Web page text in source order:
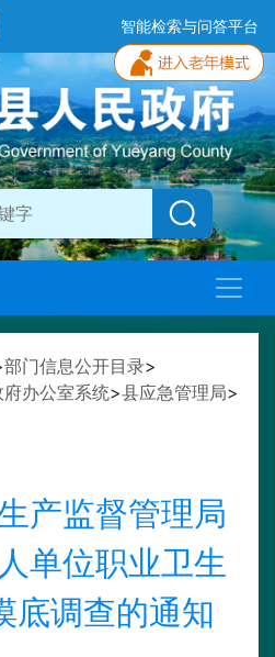
智能检索与问答平台
部门信息公开目录>
府办公室系统>县应急管理局>
产监督管理局
单位职业卫生
底调查的通知